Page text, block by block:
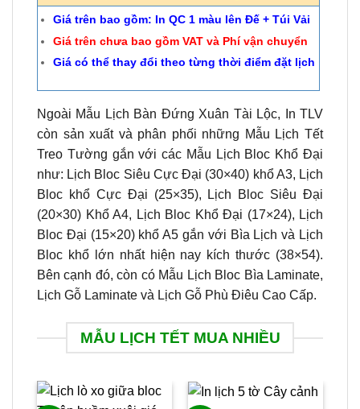
Giá trên bao gồm: In QC 1 màu lên Đế + Túi Vải
Giá trên chưa bao gồm VAT và Phí vận chuyển
Giá có thể thay đổi theo từng thời điểm đặt lịch
Ngoài Mẫu Lịch Bàn Đứng Xuân Tài Lộc, In TLV
còn sản xuất và phân phối những Mẫu Lịch Tết
Treo Tường gắn với các Mẫu Lịch Bloc Khổ Đại
như: Lịch Bloc Siêu Cực Đại (30×40) khổ A3, Lịch
Bloc khổ Cực Đại (25×35), Lịch Bloc Siêu Đại
(20×30) Khổ A4, Lịch Bloc Khổ Đại (17×24), Lịch
Bloc Đại (15×20) khổ A5 gắn với Bìa Lịch và Lịch
Bloc khổ lớn nhất hiện nay kích thước (38×54).
Bên cạnh đó, còn có Mẫu Lịch Bloc Bìa Laminate,
Lịch Gỗ Laminate và Lịch Gỗ Phù Điêu Cao Cấp.
MẪU LỊCH TẾT MUA NHIỀU